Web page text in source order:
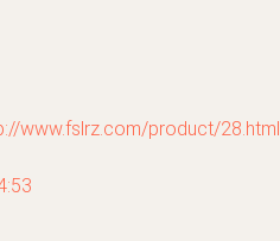
www.fslrz.com/product/28.html